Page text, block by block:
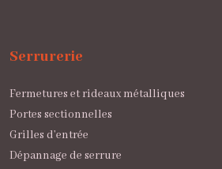
Serrurerie
Fermetures et rideaux métalliques
Portes sectionnelles
Grilles d’entrée
Dépannage de serrure